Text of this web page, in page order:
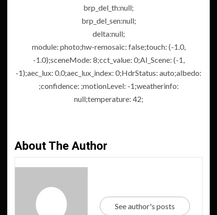
brp_del_th:null;
brp_del_sen:null;
delta:null;
module: photo;hw-remosaic: false;touch: (-1.0,
-1.0);sceneMode: 8;cct_value: 0;AI_Scene: (-1,
-1);aec_lux: 0.0;aec_lux_index: 0;HdrStatus: auto;albedo:
;confidence: ;motionLevel: -1;weatherinfo:
null;temperature: 42;
About The Author
See author's posts